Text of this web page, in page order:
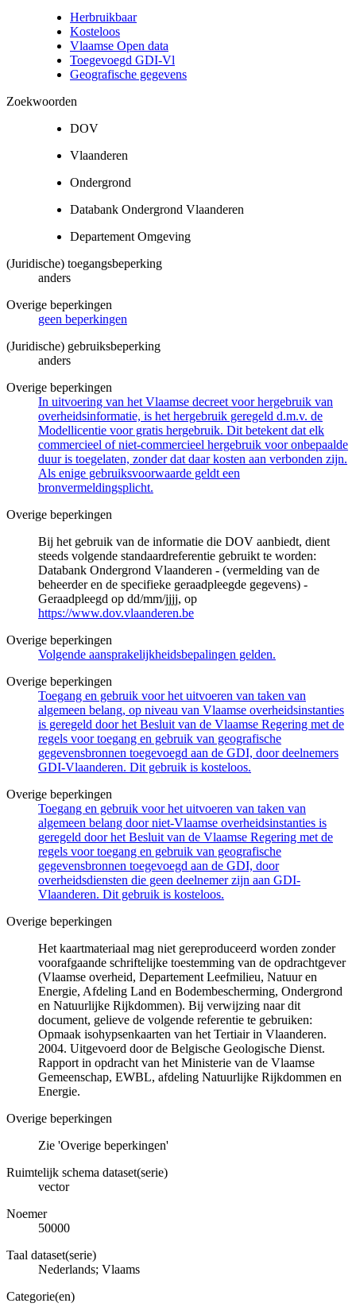
Herbruikbaar
Kosteloos
Vlaamse Open data
Toegevoegd GDI-Vl
Geografische gegevens
Zoekwoorden
DOV
Vlaanderen
Ondergrond
Databank Ondergrond Vlaanderen
Departement Omgeving
(Juridische) toegangsbeperking
anders
Overige beperkingen
geen beperkingen
(Juridische) gebruiksbeperking
anders
Overige beperkingen
In uitvoering van het Vlaamse decreet voor hergebruik van
overheidsinformatie, is het hergebruik geregeld d.m.v. de
Modellicentie voor gratis hergebruik. Dit betekent dat elk
commercieel of niet-commercieel hergebruik voor onbepaalde
duur is toegelaten, zonder dat daar kosten aan verbonden zijn.
Als enige gebruiksvoorwaarde geldt een
bronvermeldingsplicht.
Overige beperkingen
Bij het gebruik van de informatie die DOV aanbiedt, dient
steeds volgende standaardreferentie gebruikt te worden:
Databank Ondergrond Vlaanderen - (vermelding van de
beheerder en de specifieke geraadpleegde gegevens) -
Geraadpleegd op dd/mm/jjjj, op
https://www.dov.vlaanderen.be
Overige beperkingen
Volgende aansprakelijkheidsbepalingen gelden.
Overige beperkingen
Toegang en gebruik voor het uitvoeren van taken van
algemeen belang, op niveau van Vlaamse overheidsinstanties
is geregeld door het Besluit van de Vlaamse Regering met de
regels voor toegang en gebruik van geografische
gegevensbronnen toegevoegd aan de GDI, door deelnemers
GDI-Vlaanderen. Dit gebruik is kosteloos.
Overige beperkingen
Toegang en gebruik voor het uitvoeren van taken van
algemeen belang door niet-Vlaamse overheidsinstanties is
geregeld door het Besluit van de Vlaamse Regering met de
regels voor toegang en gebruik van geografische
gegevensbronnen toegevoegd aan de GDI, door
overheidsdiensten die geen deelnemer zijn aan GDI-
Vlaanderen. Dit gebruik is kosteloos.
Overige beperkingen
Het kaartmateriaal mag niet gereproduceerd worden zonder
voorafgaande schriftelijke toestemming van de opdrachtgever
(Vlaamse overheid, Departement Leefmilieu, Natuur en
Energie, Afdeling Land en Bodembescherming, Ondergrond
en Natuurlijke Rijkdommen). Bij verwijzing naar dit
document, gelieve de volgende referentie te gebruiken:
Opmaak isohypsenkaarten van het Tertiair in Vlaanderen.
2004. Uitgevoerd door de Belgische Geologische Dienst.
Rapport in opdracht van het Ministerie van de Vlaamse
Gemeenschap, EWBL, afdeling Natuurlijke Rijkdommen en
Energie.
Overige beperkingen
Zie 'Overige beperkingen'
Ruimtelijk schema dataset(serie)
vector
Noemer
50000
Taal dataset(serie)
Nederlands; Vlaams
Categorie(en)